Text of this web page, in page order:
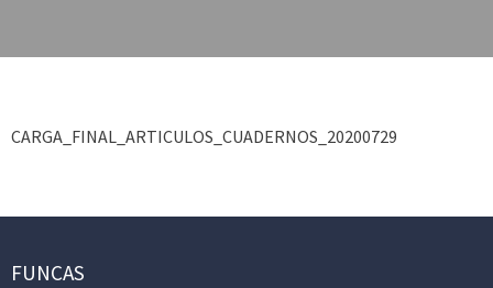
CARGA_FINAL_ARTICULOS_CUADERNOS_20200729
FUNCAS